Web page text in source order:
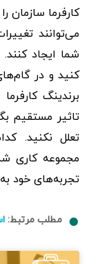
کارفرما سازمان
می‌توانند
شما ایجاد
کنید و در
برندینگ
تاثیر مستقیم
تعلل نکنید.
مجموعه کاری
تجربه‌های خود
مطلب مرتبط: